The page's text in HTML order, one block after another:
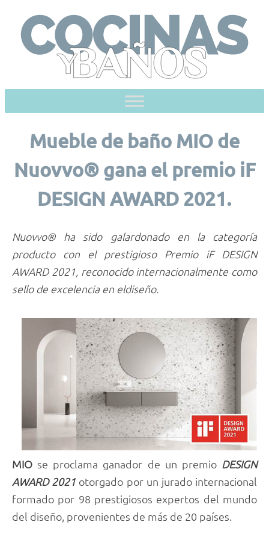
content
Mueble de baño MIO de
Nuovvo® gana el premio iF
DESIGN AWARD 2021.
Nuovvo® ha sido galardonado en la categoría
producto con el prestigioso Premio iF DESIGN
AWARD 2021, reconocido internacionalmente como
sello de excelencia en eldiseño.
MIO se proclama ganador de un premio DESIGN
AWARD 2021 otorgado por un jurado internacional
formado por 98 prestigiosos expertos del mundo
del diseño, provenientes de más de 20 países.